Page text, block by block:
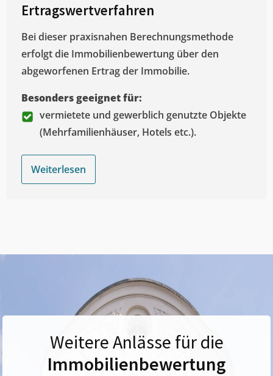
Ertragswertverfahren
Bei dieser praxisnahen Berechnungsmethode
erfolgt die Immobilienbewertung über den
abgeworfenen Ertrag der Immobilie.
Besonders geeignet für:
vermietete und gewerblich genutzte Objekte
(Mehrfamilienhäuser, Hotels etc.).
Weiterlesen
Weitere Anlässe für die
Immobilienbewertung